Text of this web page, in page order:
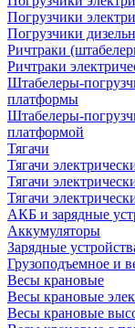
Погрузчики
Погрузчики
Ричтраки
Ричтраки
Штабелеры-
платформы
Штабелеры-
платформой
Тягачи
Тягачи
Тягачи
Тягачи
АКБ и зарядные
Аккумуляторы
Зарядные
Грузоподъемное и
Весы крановые
Весы крановые
Весы крановые